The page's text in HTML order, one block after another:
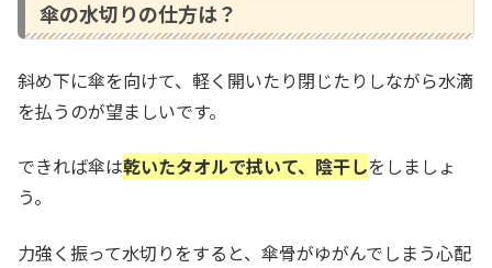
傘の水切りの仕方は？
斜め下に傘を向けて、軽く開いたり閉じたりしながら水滴
を払うのが望ましいです。
できれば傘は乾いたタオルで拭いて、陰干しをしましょ
う。
力強く振って水切りをすると、傘骨がゆがんでしまう心配